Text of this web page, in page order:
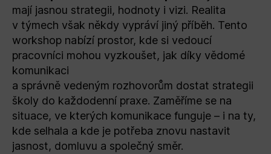
mají jasnou strategii, hodnoty i vizi. Realita
v týmech však někdy vypráví jiný příběh. Tento
workshop nabízí prostor, kde si vedoucí
pracovníci mohou vyzkoušet, jak díky vědomé
komunikaci
a správně vedeným rozhovorům dostat strategii
školy do každodenní praxe. Zaměříme se na
situace, ve kterých komunikace funguje – i na ty,
kde selhala a kde je potřeba znovu nastavit
jasnost, domluvu a společný směr.